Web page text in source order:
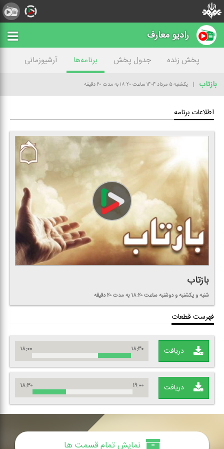
رادیو معارف
پخش زنده جدول پخش برنامه‌ها
آرشیوزمانی
بازتاب
یکشنبه ۵ مرداد ۱۴۰۴ ساعت ۱۸:۲۰ به مدت ۲۰ دقیقه
اطلاعات برنامه
بازتاب
شنبه و یكشنبه و دوشنبهساعت ۱۸:۲۰ به مدت ۲۰ دقیقه
فهرست قطعات
دریافت ۱۸:۰۰ ۱۸:۳۰
دریافت ۱۸:۳۰ ۱۹:۰۰
نمایش تمام قسمت ها